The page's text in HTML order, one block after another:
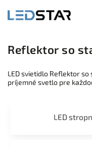
Reflektor so
LED svietidlo Reflektor
príjemné svetlo pre
LED